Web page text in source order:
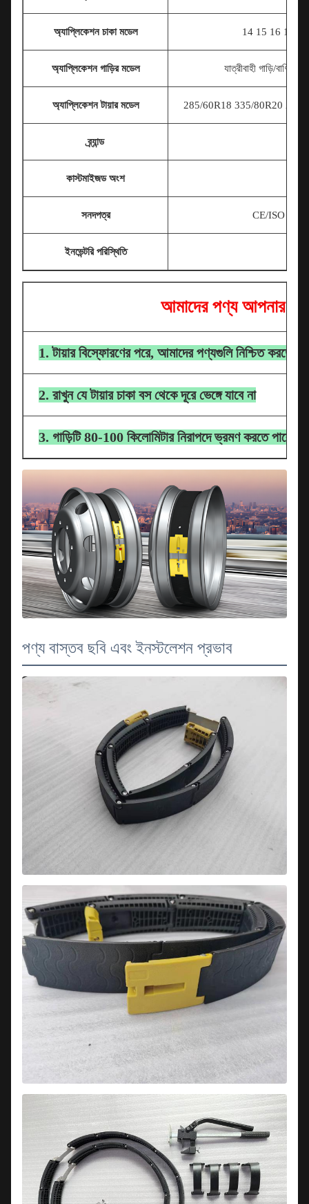
অ্যাপ্লিকেশন চাকা মডেল 14 15 16 17
অ্যাপ্লিকেশন গাড়ির মডেল যাত্রীবাহী গাড়ি/
অ্যাপ্লিকেশন টায়ার মডেল 285/60R18 335/80R20
ব্র্যান্ড
কাস্টমাইজড অংশ
সনদপত্র CE/ISO
ইনভেন্টরি পরিস্থিতি
আমাদের পণ্য আপনার
1. টায়ার বিস্ফোরণের পরে, আমাদের পণ্যগুলি নিশ্চিত করতে
2. রাখুন যে টায়ার চাকা বস থেকে দূরে ভেঙ্গে যাবে না
3. গাড়িটি 80-100 কিলোমিটার নিরাপদে ভ্রমণ করতে পারে
পণ্য বাস্তব ছবি এবং ইনস্টলেশন প্রভাব